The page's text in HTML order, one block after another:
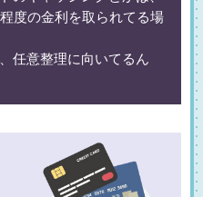
度の金利を取られてる場
任意整理に向いてるん